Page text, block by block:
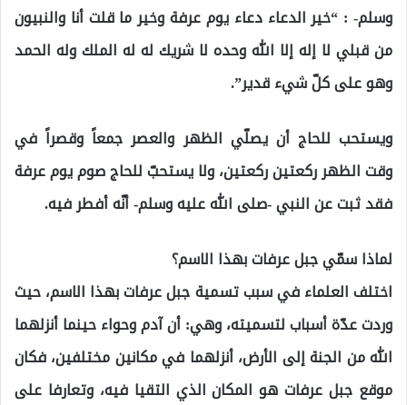
وسلم- : “خير الدعاء دعاء يوم عرفة وخير ما قلت أنا والنبيون
من قبلي لا إله إلا الله وحده لا شريك له له الملك وله الحمد
وهو على كلّ شيء قدير”.
ويستحب للحاج أن يصلّي الظهر والعصر جمعاً وقصراً في
وقت الظهر ركعتين ركعتين، ولا يستحبّ للحاج صوم يوم عرفة
فقد ثبت عن النبي -صلى الله عليه وسلم- أنّه أفطر فيه.
لماذا سمّي جبل عرفات بهذا الاسم؟
اختلف العلماء في سبب تسمية جبل عرفات بهذا الاسم، حيث
وردت عدّة أسباب لتسميته، وهي: أن آدم وحواء حينما أنزلهما
الله من الجنة إلى الأرض، أنزلهما في مكانين مختلفين، فكان
موقع جبل عرفات هو المكان الذي التقيا فيه، وتعارفا على